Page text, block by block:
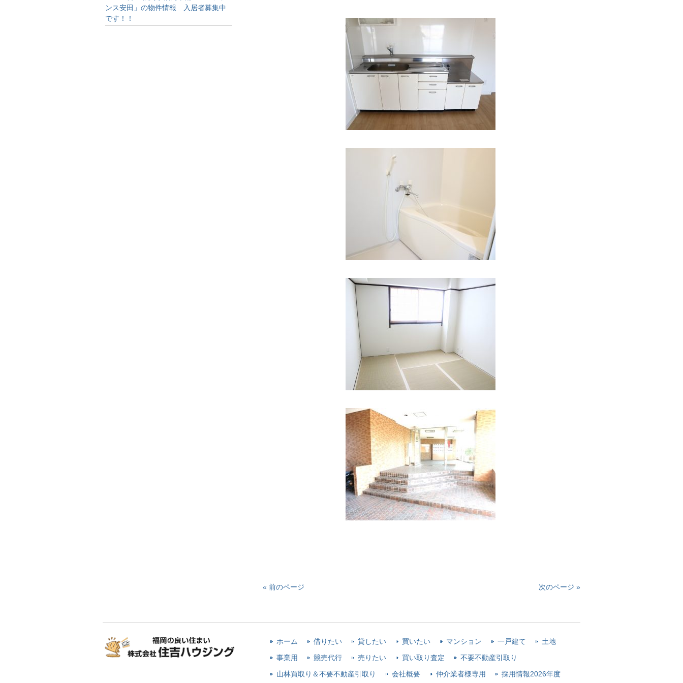
« 前のページ 次のページ »
ンス安田」の物件情報 入居者募集中
です！！
ホーム 借りたい 貸したい 買いたい マンション 一戸建て 土地
事業用 競売代行 売りたい 買い取り査定 不要不動産引取り
山林買取り＆不要不動産引取り 会社概要 仲介業者様専用 採用情報2026年度